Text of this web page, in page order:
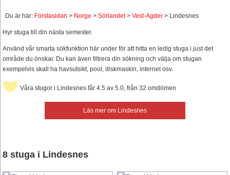
Du är här: Förstasidan > Norge > Sörlandet> Vest-Agder > Lindesnes
Hyr stuga till din nästa semester.
Använd vår smarta sökfunktion här under för att hitta en ledig stuga i just det
område du önskar. Du kan även filtrera din sökning och välja om stugan
exempelvis skall ha havsutsikt, pool, diskmaskin, internet osv.
Läs mer om Lindesnes
Våra stugor i Lindesnes får 4.5 av 5.0, från 32 omdömen
8 stuga i Lindesnes